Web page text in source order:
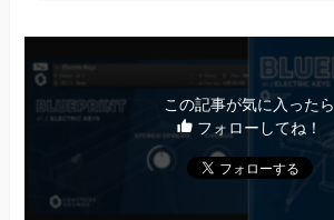
この記事が気に入ったら
フォローしてね！